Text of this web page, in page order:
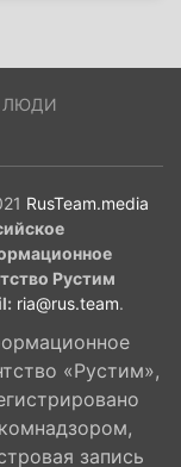
ЛЮДИ
RusTeam.media
Рустим
ria@rus.team.
«Рустим»,
запись